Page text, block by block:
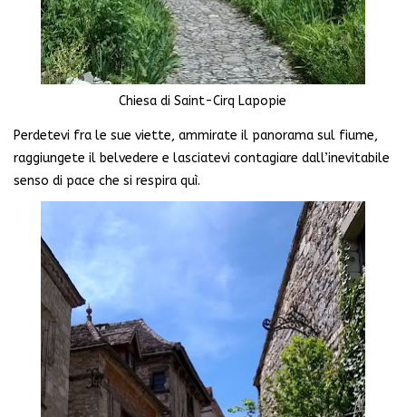
Chiesa di Saint-Cirq Lapopie
Perdetevi fra le sue viette, ammirate il panorama sul fiume,
raggiungete il belvedere e lasciatevi contagiare dall’inevitabile
senso di pace che si respira quì.